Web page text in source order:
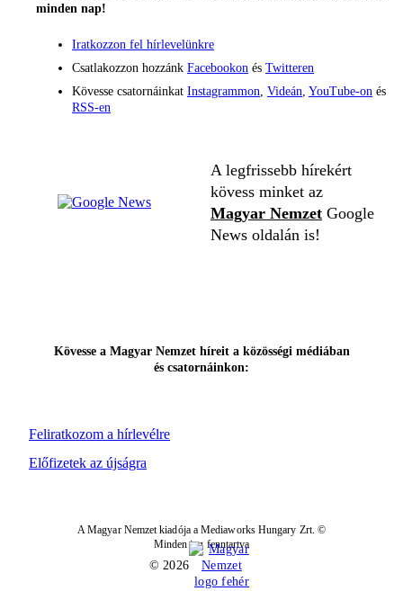
minden nap!
Iratkozzon fel hírlevelünkre
Csatlakozzon hozzánk Facebookon és Twitteren
Kövesse csatornáinkat Instagrammon, Videán, YouTube-on és
RSS-en
A legfrissebb hírekért
kövess minket az
Magyar Nemzet Google
News oldalán is!
Feliratkozom a hírlevélre
Kövesse a Magyar Nemzet híreit a közösségi médiában
és csatornáinkon:
Előfizetek az újságra
A Magyar Nemzet kiadója a Mediaworks Hungary Zrt. ©
Minden jog fenntartva
© 2026